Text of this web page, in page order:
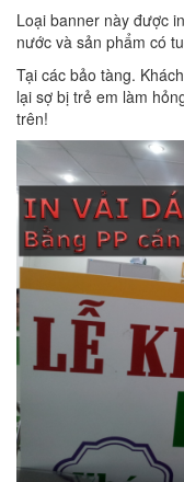
Loại banner này được
nước và sản phẩm có
Tại các bảo tàng.
lại sợ bị trẻ em làm
trên!